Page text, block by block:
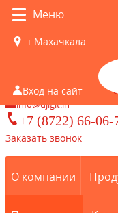
Меню
г.Махачкала
Вход на сайт 0
info@djigit.in
+7 (8722) 66-06-
Заказать звонок
О компании